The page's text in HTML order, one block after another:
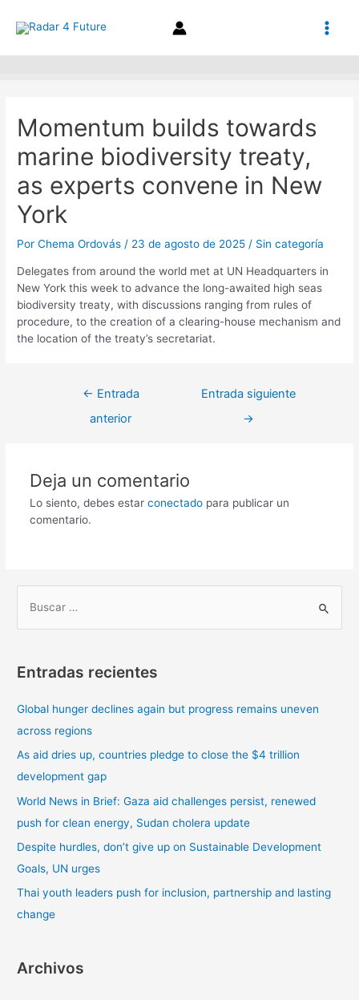
Momentum builds towards
marine biodiversity treaty,
as experts convene in New
York
PorChema Ordovás / 23 de agosto de 2025 / Sin categoría
Delegates from around the world met at UN Headquarters in
New York this week to advance the long-awaited high seas
biodiversity treaty, with discussions ranging from rules of
procedure, to the creation of a clearing-house mechanism and
the location of the treaty’s secretariat.
de
← Entrada
anterior
Entrada siguiente
→
Deja un comentario
Lo siento, debes estar conectadopara publicar un
comentario.
u
c
o
r
:
Entradas recientes
Global hunger declines again but progress remains uneven
across regions
As aid dries up, countries pledge to close the $4 trillion
development gap
World News in Brief: Gaza aid challenges persist, renewed
push for clean energy, Sudan cholera update
Despite hurdles, don’t give up on Sustainable Development
Goals, UN urges
Thai youth leaders push for inclusion, partnership and lasting
change
Archivos